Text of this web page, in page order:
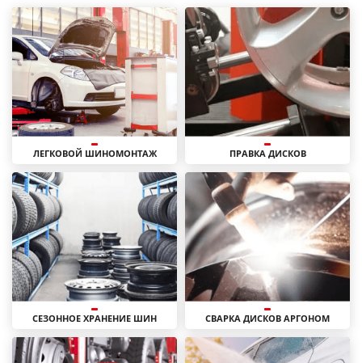
ЛЕГКОВОЙ ШИНОМОНТАЖ ПРАВКА ДИСКОВ
СЕЗОННОЕ ХРАНЕНИЕ ШИН СВАРКА ДИСКОВ АРГОНОМ